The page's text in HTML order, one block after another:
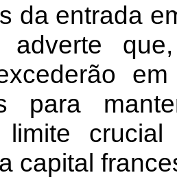
da entrada
adverte
para
capital